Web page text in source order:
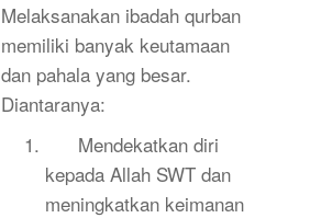
Melaksanakan ibadah qurban
memiliki banyak keutamaan
dan pahala yang besar.
Diantaranya:
Mendekatkan diri
kepada Allah SWT dan
meningkatkan keimanan